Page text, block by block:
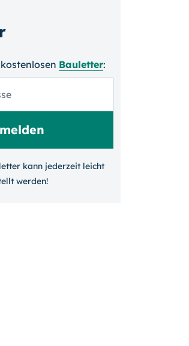
Bauletter:
kann jeder­zeit leicht
werden!